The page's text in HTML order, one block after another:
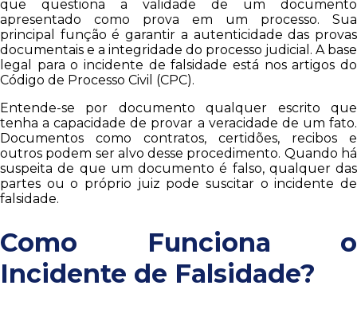
que questiona a validade de um documento
apresentado como prova em um processo. Sua
principal função é garantir a autenticidade das provas
documentais e a integridade do processo judicial. A base
legal para o incidente de falsidade está nos artigos do
Código de Processo Civil (CPC).
Entende-se por documento qualquer escrito que
tenha a capacidade de provar a veracidade de um fato.
Documentos como contratos, certidões, recibos e
outros podem ser alvo desse procedimento. Quando há
suspeita de que um documento é falso, qualquer das
partes ou o próprio juiz pode suscitar o incidente de
falsidade.
Como Funciona o
Incidente de Falsidade?